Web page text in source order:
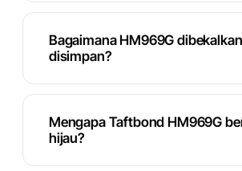
Bagaimana HM969G
disimpan?
Mengapa Taftbond HM969G
hijau?